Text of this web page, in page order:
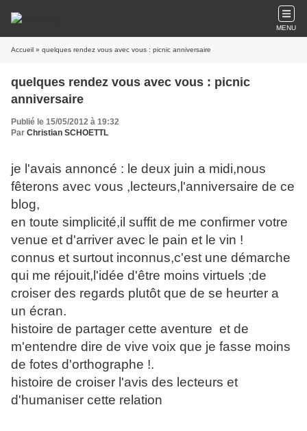
MENU
Accueil » quelques rendez vous avec vous : picnic anniversaire
quelques rendez vous avec vous : picnic
anniversaire
Publié le 15/05/2012 à 19:32
Par Christian SCHOETTL
je l'avais annoncé : le deux juin a midi,nous
fêterons avec vous ,lecteurs,l'anniversaire de ce
blog,
en toute simplicité,il suffit de me confirmer votre
venue et d'arriver avec le pain et le vin !
connus et surtout inconnus,c'est une démarche
qui me réjouit,l'idée d'être moins virtuels ;de
croiser des regards plutôt que de se heurter a
un écran.
histoire de partager cette aventure et de
m'entendre dire de vive voix que je fasse moins
de fotes d'orthographe !.
histoire de croiser l'avis des lecteurs et
d'humaniser cette relation